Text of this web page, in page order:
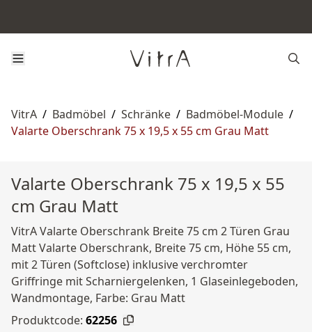
VitrA / Badmöbel / Schränke / Badmöbel-Module /
Valarte Oberschrank 75 x 19,5 x 55 cm Grau Matt
Valarte Oberschrank 75 x 19,5 x 55
cm Grau Matt
VitrA Valarte Oberschrank Breite 75 cm 2 Türen Grau
Matt Valarte Oberschrank, Breite 75 cm, Höhe 55 cm,
mit 2 Türen (Softclose) inklusive verchromter
Griffringe mit Scharniergelenken, 1 Glaseinlegeboden,
Wandmontage, Farbe: Grau Matt
Produktcode: 62256